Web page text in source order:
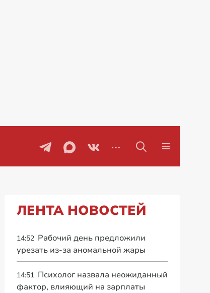
Проблемы с бензином в
ЛЕНТА НОВОСТЕЙ
14:52 Рабочий день предложили
урезать из-за аномальной жары
14:51 Психолог назвала неожиданный
фактор, влияющий на зарплаты